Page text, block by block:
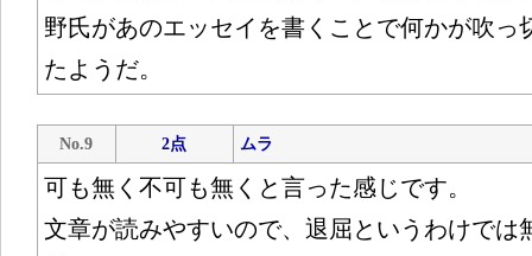
野氏があのエッセイを書くことで何かが吹っ
たようだ。
No.9 2点 ムラ
可も無く不可も無くと言った感じです。
文章が読みやすいので、退屈というわけでは